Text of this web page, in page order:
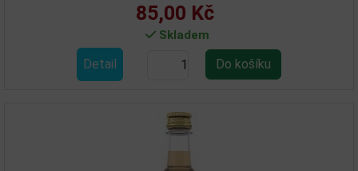
85,00 Kč
Skladem
Detail